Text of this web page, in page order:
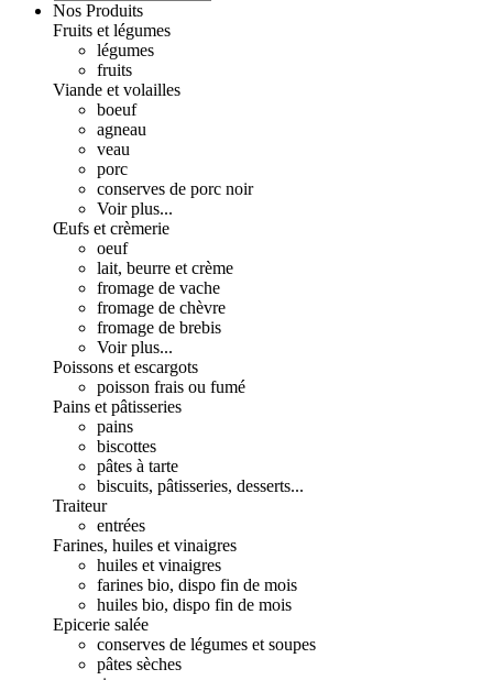
Nos Produits
Fruits et légumes
légumes
fruits
Viande et volailles
boeuf
agneau
veau
porc
conserves de porc noir
Voir plus...
Œufs et crèmerie
oeuf
lait, beurre et crème
fromage de vache
fromage de chèvre
fromage de brebis
Voir plus...
Poissons et escargots
poisson frais ou fumé
Pains et pâtisseries
pains
biscottes
pâtes à tarte
biscuits, pâtisseries, desserts...
Traiteur
entrées
Farines, huiles et vinaigres
huiles et vinaigres
farines bio, dispo fin de mois
huiles bio, dispo fin de mois
Epicerie salée
conserves de légumes et soupes
pâtes sèches